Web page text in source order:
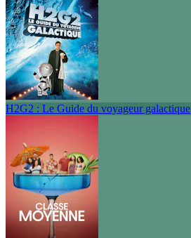
H2G2 : Le Guide du voyageur galactique